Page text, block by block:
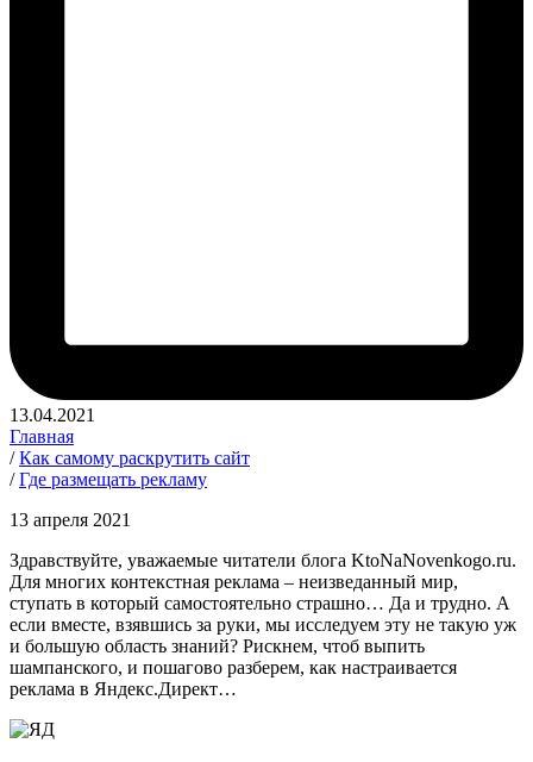
13.04.2021
Главная
/Как самому раскрутить сайт
/Где размещать рекламу
13 апреля 2021
Здравствуйте, уважаемые читатели блога KtoNaNovenkogo.ru.
Для многих контекстная реклама – неизведанный мир,
ступать в который самостоятельно страшно… Да и трудно. А
если вместе, взявшись за руки, мы исследуем эту не такую уж
и большую область знаний? Рискнем, чтоб выпить
шампанского, и пошагово разберем, как настраивается
реклама в Яндекс.Директ…